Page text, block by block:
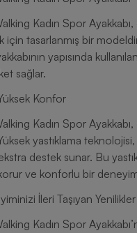
Kadın Spor
tasarlanmış bir
yapısında
sağlar.
Konfor
Kadın Spor
yastıklama
destek sunar. Bu
korur ve konforlu bir
İleri Taşıyan Yenilikler
Kadın Spor